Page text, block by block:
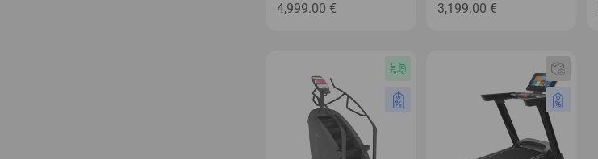
4,999.00 € 3,199.00 €